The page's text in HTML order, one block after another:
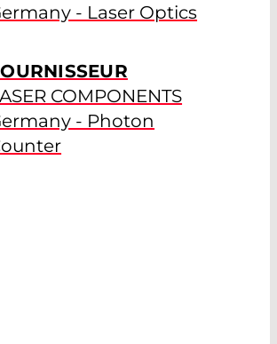
- Laser Optics
COMPONENTS
- Photon